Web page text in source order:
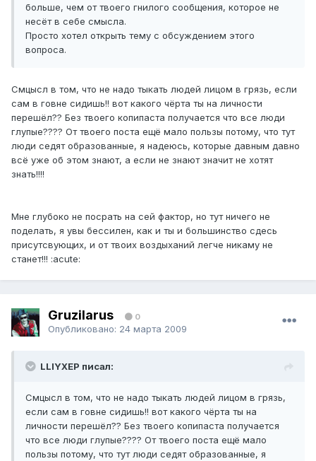
больше, чем от твоего гнилого сообщения, которое не
несёт в себе смысла.
Просто хотел открыть тему с обсуждением этого
вопроса.
Смцысл в том, что не надо тыкать людей лицом в грязь, если
сам в говне сидишь!! вот какого чёрта ты на личности
перешёл?? Без твоего копипаста получается что все люди
глупые???? От твоего поста ещё мало пользы потому, что тут
люди седят образованные, я надеюсь, которые давным давно
всё уже об этом знают, а если не знают значит не хотят
знать!!!!
Мне глубоко не посрать на сей фактор, но тут ничего не
поделать, я увы бессилен, как и ты и большинство сдесь
присутсвующих, и от твоих воздыханий легче никаму не
станет!!! :acute:
Gruzilarus 0
Опубликовано: 24 марта 2009
LLIYXEP писал:
Смцысл в том, что не надо тыкать людей лицом в грязь,
если сам в говне сидишь!! вот какого чёрта ты на
личности перешёл?? Без твоего копипаста получается
что все люди глупые???? От твоего поста ещё мало
пользы потому, что тут люди седят образованные, я